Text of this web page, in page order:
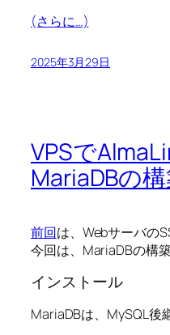
(さらに…)
2025年3月29日
VPSで
MariaDBの
前回は、Webサーバの
今回は、MariaDBの構築
インストール
MariaDBは、MySQL後